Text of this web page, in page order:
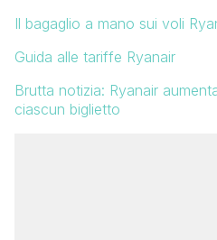
Il bagaglio a mano sui voli
Guida alle tariffe Ryanair
Brutta notizia: Ryanair
ciascun biglietto